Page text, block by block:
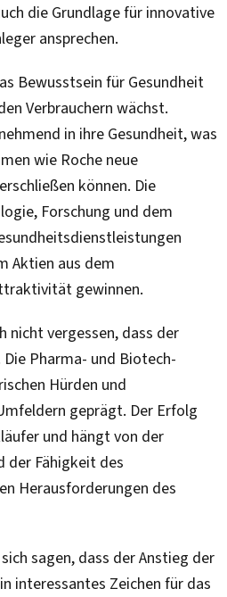
die Grundlage für innovative
ansprechen.
Bewusstsein für Gesundheit
Verbrauchern wächst.
in ihre Gesundheit, was
wie Roche neue
können. Die
Forschung und dem
Aktien aus dem
gewinnen.
nicht vergessen, dass der
Pharma- und Biotech-
Hürden und
geprägt. Der Erfolg
und hängt von der
der Fähigkeit des
Herausforderungen des
sagen, dass der Anstieg der
interessantes Zeichen für das